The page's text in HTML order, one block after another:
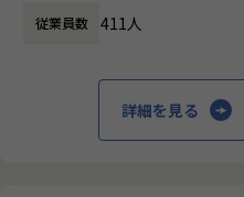
ス機会を創出する
・アカウントプランを策定し
・ステアリングコミッティを
顧客の大半は大
■Mission：専門
従業員数 411人
詳細を見る